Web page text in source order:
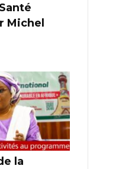
Michel
la